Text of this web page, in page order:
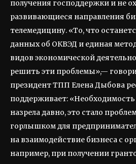
получения господдержки и не
развивающиеся направления
телемедицину. «То, что
данных об ОКВЭД и единая
видов экономической
решить эти проблемы»,—
президент ТПП Елена Дыбова
поддерживает:
назрела давно, это стало
горлышком для
на взаимодействие бизнеса с
например, при получении